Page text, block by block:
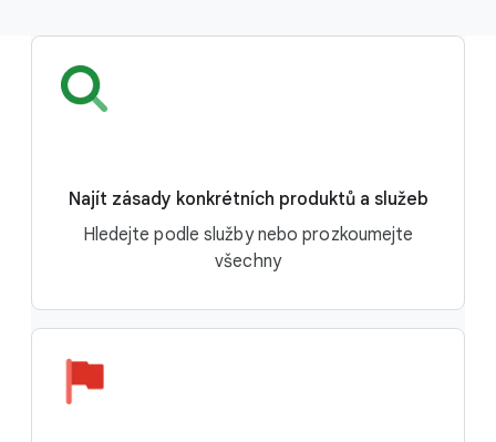
Najít zásady konkrétních produktů a služeb
Hledejte podle služby nebo prozkoumejte
všechny